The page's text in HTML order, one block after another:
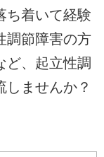
ち着いて経験
調節障害の方
ど、起立性調
しませんか？